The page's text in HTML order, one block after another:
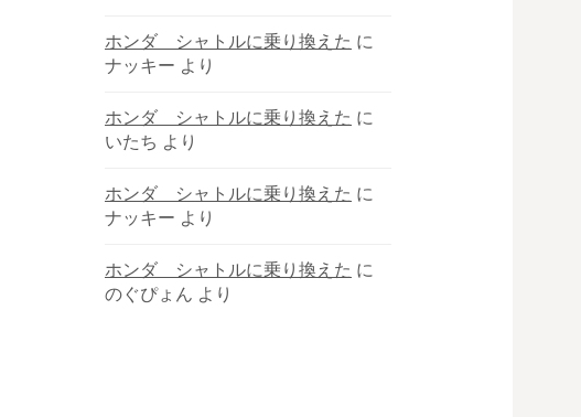
ホンダ シャトルに乗り換えた に
ナッキー より
ホンダ シャトルに乗り換えた に
いたち より
ホンダ シャトルに乗り換えた に
ナッキー より
ホンダ シャトルに乗り換えた に
のぐぴょん より